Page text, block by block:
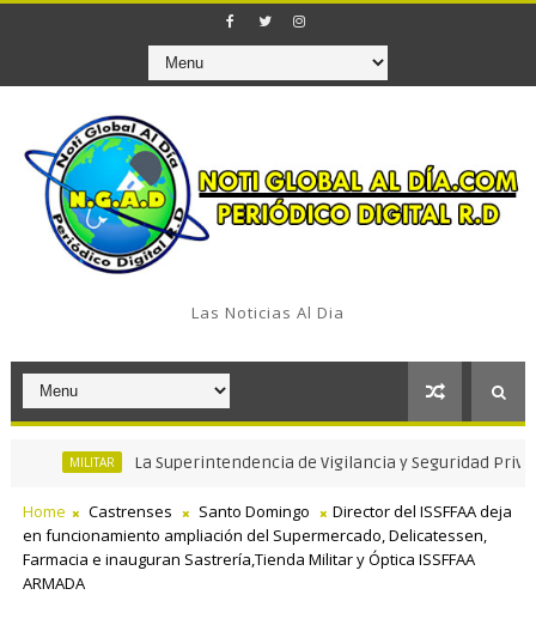
Las Noticias Al Dia
La Superintendencia de Vigilancia y Seguridad Privada
Home Castrenses Santo Domingo
Director del ISSFFAA deja
en funcionamiento ampliación del Supermercado, Delicatessen,
Farmacia e inauguran Sastrería,Tienda Militar y Óptica ISSFFAA
ARMADA